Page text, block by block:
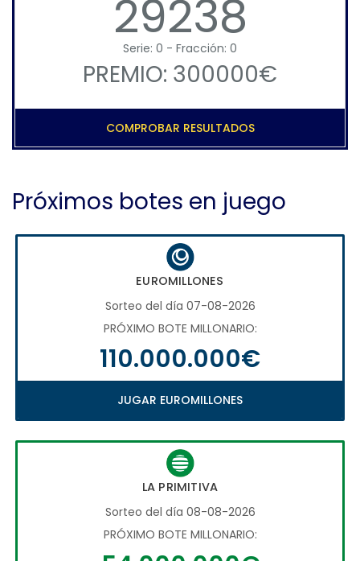
29238
Serie: 0 - Fracción: 0
PREMIO: 300000€
COMPROBAR RESULTADOS
Próximos botes en juego
EUROMILLONES
Sorteo del día 07-08-2026
PRÓXIMO BOTE MILLONARIO:
110.000.000€
JUGAR EUROMILLONES
LA PRIMITIVA
Sorteo del día 08-08-2026
PRÓXIMO BOTE MILLONARIO: